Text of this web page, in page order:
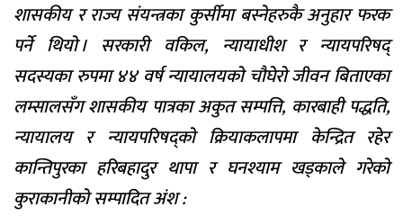
शासकीय र राज्य संयन्त्रका कुर्सीमा बस्नेहरुकै अनुहार फरक
पर्ने थियो । सरकारी वकिल, न्यायाधीश र न्यायपरिषद्
सदस्यका रुपमा ४४ वर्ष न्यायालयको चौघेरो जीवन बिताएका
लम्सालसँग शासकीय पात्रका अकुत सम्पत्ति, कारबाही पद्धति,
न्यायालय र न्यायपरिषद्को क्रियाकलापमा केन्द्रित रहेर
कान्तिपुरका हरिबहादुर थापा र घनश्याम खड्काले गरेको
कुराकानीको सम्पादित अंश :